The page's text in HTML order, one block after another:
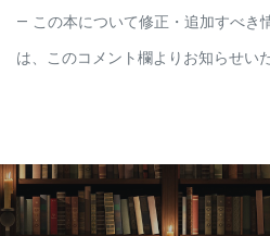
この本について修正・追加すべき
は、このコメント欄よりお知らせい